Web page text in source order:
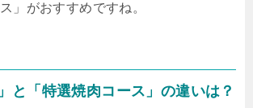
」がおすすめですね。
と「特選焼肉コース」の違いは？